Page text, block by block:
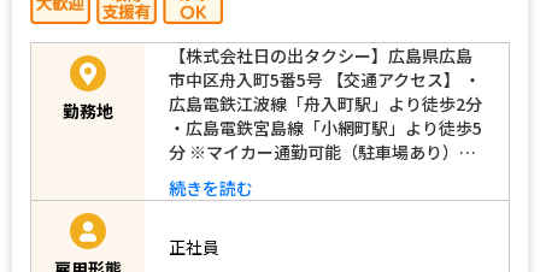
勤務地
【株式会社日の出タクシー】広島県広島
市中区舟入町5番5号 【交通アクセス】 ・
広島電鉄江波線「舟入町駅」より徒歩2分
・広島電鉄宮島線「小網町駅」より徒歩5
分 ※マイカー通勤可能（駐車場あり）…
続きを読む
正社員